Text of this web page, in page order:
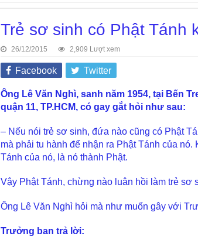
Trẻ sơ sinh có Phật Tánh
26/12/2015 2,909 Lượt xem
Facebook Twitter
Ông Lê Văn Nghì, sanh năm 1954, tại Bến
quận 11, TP.HCM, có gay gắt hỏi như sau:
– Nếu nói trẻ sơ sinh, đứa nào cũng có Phật
mà phải tu hành để nhận ra Phật Tánh của
Tánh của nó, là nó thành Phật.
Vậy Phật Tánh, chừng nào luân hồi làm trẻ sơ
Ông Lê Văn Nghì hỏi mà như muốn gây với
Trưởng ban trả lời: